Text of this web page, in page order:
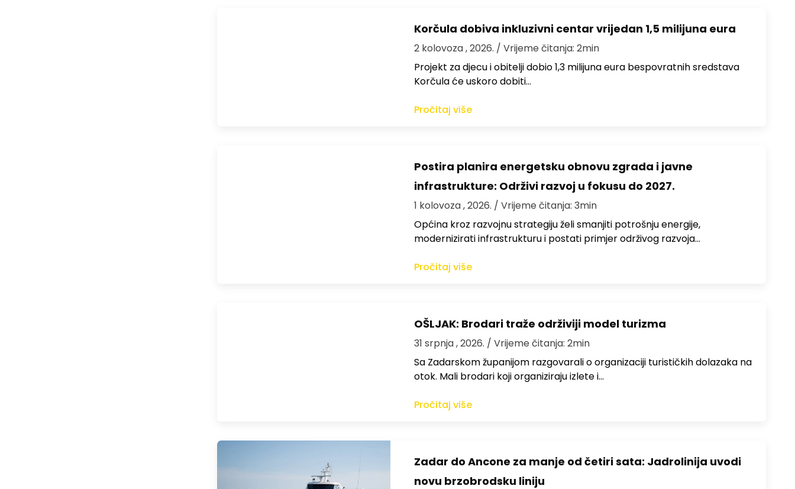
Korčula dobiva inkluzivni centar vrijedan 1,5 milijuna eura
2 kolovoza , 2026. / Vrijeme čitanja: 2min
Projekt za djecu i obitelji dobio 1,3 milijuna eura bespovratnih sredstava
Korčula će uskoro dobiti…
Pročitaj više
Postira planira energetsku obnovu zgrada i javne
infrastrukture: Održivi razvoj u fokusu do 2027.
1 kolovoza , 2026. / Vrijeme čitanja: 3min
Općina kroz razvojnu strategiju želi smanjiti potrošnju energije,
modernizirati infrastrukturu i postati primjer održivog razvoja…
Pročitaj više
OŠLJAK: Brodari traže održiviji model turizma
31 srpnja , 2026. / Vrijeme čitanja: 2min
Sa Zadarskom županijom razgovarali o organizaciji turističkih dolazaka na
otok. Mali brodari koji organiziraju izlete i…
Pročitaj više
Zadar do Ancone za manje od četiri sata: Jadrolinija uvodi
novu brzobrodsku liniju